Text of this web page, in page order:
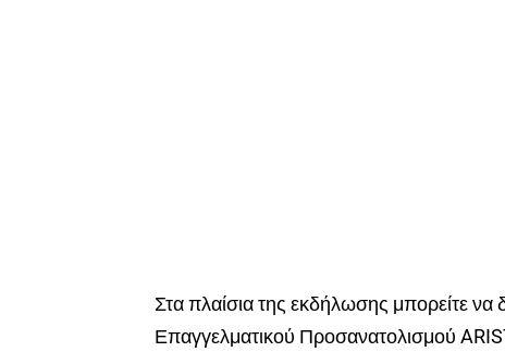
Στα πλαίσια της εκδήλωσης μπορείτε
Επαγγελματικού Προσανατολισμού